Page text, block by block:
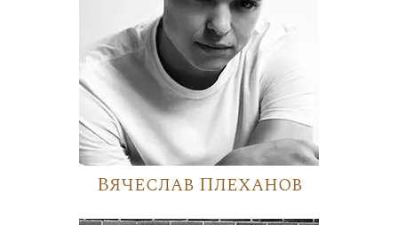
Вячеслав Плеханов